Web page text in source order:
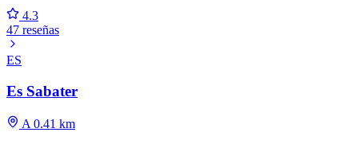
4.3
47 reseñas
ES
Es Sabater
A 0.41 km